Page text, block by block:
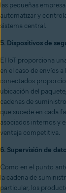
las pequeñas
automatizar y
sistema central.
5. Dispositivos de
El IoT proporciona
en el caso de envíos
conectados
ubicación del
cadenas de
que sucede en cada
asociados internos y
ventaja competitiva.
6. Supervisión de
Como en el punto
la cadena de
particular, los